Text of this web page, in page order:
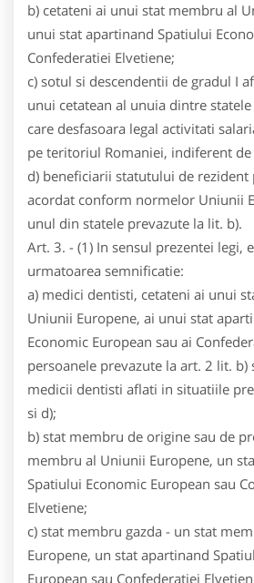
b) cetateni ai unui stat membru al
unui stat apartinand Spatiului
Confederatiei Elvetiene;
c) sotul si descendentii de gradul I
unui cetatean al unuia dintre
care desfasoara legal activitati
pe teritoriul Romaniei, indiferent
d) beneficiarii statutului de rezident
acordat conform normelor Uniunii
unul din statele prevazute la lit. b).
Art. 3. - (1) In sensul prezentei legi,
urmatoarea semnificatie:
a) medici dentisti, cetateni ai unui
Uniunii Europene, ai unui stat
Economic European sau ai
persoanele prevazute la art. 2 lit. b)
medicii dentisti aflati in situatiile
si d);
b) stat membru de origine sau de
membru al Uniunii Europene, un
Spatiului Economic European sau
Elvetiene;
c) stat membru gazda - un stat
Europene, un stat apartinand
European sau Confederatiei